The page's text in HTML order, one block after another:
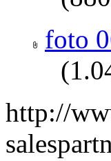
foto
http://